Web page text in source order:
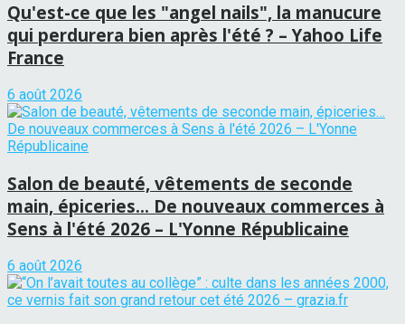
Qu'est-ce que les "angel nails", la manucure
qui perdurera bien après l'été ? – Yahoo Life
France
6 août 2026
Salon de beauté, vêtements de seconde
main, épiceries… De nouveaux commerces à
Sens à l'été 2026 – L'Yonne Républicaine
6 août 2026